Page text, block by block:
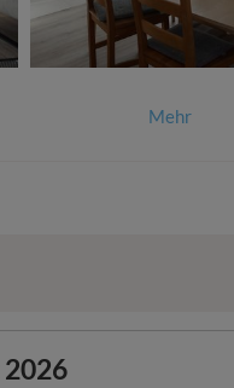
Mehr
2026